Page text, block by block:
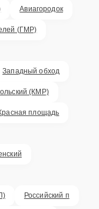
Авиагородок
(ГМР)
Западный обход
(КМР)
площадь
Российский п